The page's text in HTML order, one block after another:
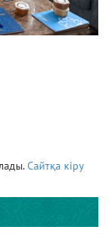
Сайтқа кіру